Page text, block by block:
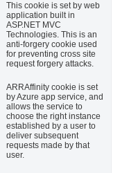
This cookie is set by web
application built in
ASP.NET MVC
Technologies. This is an
anti-forgery cookie used
for preventing cross site
request forgery attacks.
ARRAffinity cookie is set
by Azure app service, and
allows the service to
choose the right instance
established by a user to
deliver subsequent
requests made by that
user.